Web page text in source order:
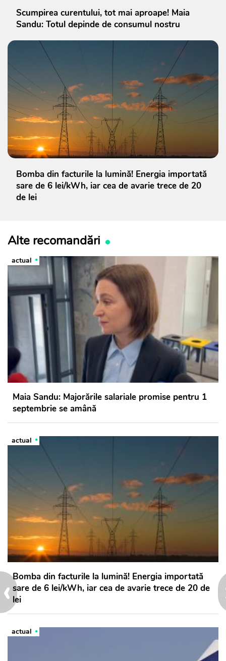
‹
Scumpirea curentului, tot mai aproape! Maia
Sandu: Totul depinde de consumul nostru
Bomba din facturile la lumină! Energia importată
sare de 6 lei/kWh, iar cea de avarie trece de 20
de lei
Alte recomandări
actual
Maia Sandu: Majorările salariale promise pentru 1
septembrie se amână
actual
Bomba din facturile la lumină! Energia importată
sare de 6 lei/kWh, iar cea de avarie trece de 20 de
lei
actual